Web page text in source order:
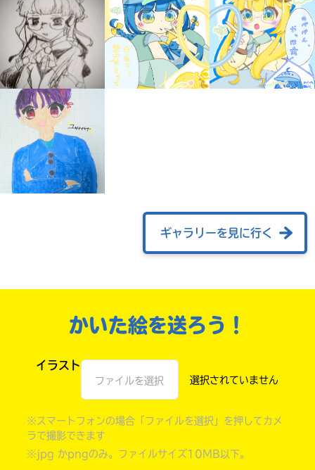
ギャラリー
ギャラリーを見に行く
かいた絵を送ろう！
イラスト
ファイルを選択
※スマートフォンの場合「ファイルを選択」を押してカメ
ラで撮影できます
※jpg かpngのみ。ファイルサイズ10MB以下。